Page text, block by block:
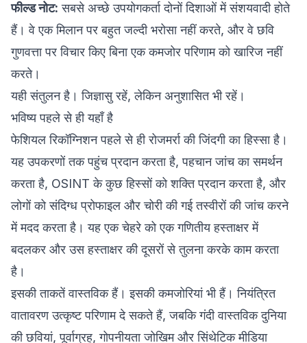
फील्ड नोट: सबसे अच्छे उपयोगकर्ता दोनों दिशाओं में संशयवादी होते
हैं। वे एक मिलान पर बहुत जल्दी भरोसा नहीं करते, और वे छवि
गुणवत्ता पर विचार किए बिना एक कमजोर परिणाम को खारिज नहीं
करते।
यही संतुलन है। जिज्ञासु रहें, लेकिन अनुशासित भी रहें।
भविष्य पहले से ही यहाँ है
फेशियल रिकॉग्निशन पहले से ही रोजमर्रा की जिंदगी का हिस्सा है।
यह उपकरणों तक पहुंच प्रदान करता है, पहचान जांच का समर्थन
करता है, OSINT के कुछ हिस्सों को शक्ति प्रदान करता है, और
लोगों को संदिग्ध प्रोफाइल और चोरी की गई तस्वीरों की जांच करने
में मदद करता है। यह एक चेहरे को एक गणितीय हस्ताक्षर में
बदलकर और उस हस्ताक्षर की दूसरों से तुलना करके काम करता
है।
इसकी ताकतें वास्तविक हैं। इसकी कमजोरियां भी हैं। नियंत्रित
वातावरण उत्कृष्ट परिणाम दे सकते हैं, जबकि गंदी वास्तविक दुनिया
की छवियां, पूर्वाग्रह, गोपनीयता जोखिम और सिंथेटिक मीडिया